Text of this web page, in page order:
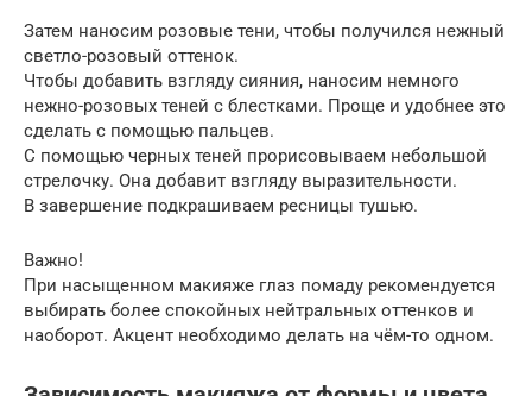
Затем наносим розовые тени, чтобы получился нежный
светло-розовый оттенок.
Чтобы добавить взгляду сияния, наносим немного
нежно-розовых теней с блестками. Проще и удобнее это
сделать с помощью пальцев.
С помощью черных теней прорисовываем небольшой
стрелочку. Она добавит взгляду выразительности.
В завершение подкрашиваем ресницы тушью.
Важно!
При насыщенном макияже глаз помаду рекомендуется
выбирать более спокойных нейтральных оттенков и
наоборот. Акцент необходимо делать на чём-то одном.